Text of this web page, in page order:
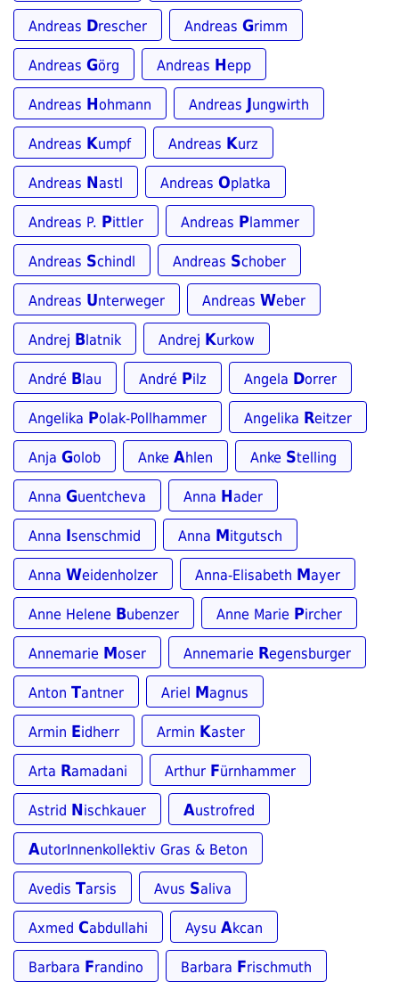
Andreas Drescher Andreas Grimm
Andreas Görg Andreas H epp
Andreas H ohmann Andreas J ungwirth
Andreas Kumpf Andreas Kurz
Andreas N astl Andreas Oplatka
Andreas P. Pittler Andreas Plammer
Andreas Schindl Andreas Schober
Andreas Unterweger Andreas Weber
Andrej Blatnik Andrej Kurkow
André Blau André Pilz Angela Dorrer
Angelika Polak-Pollhammer Angelika Reitzer
Anja Golob Anke Ahlen Anke Stelling
Anna Guentcheva Anna H ader
Anna senschmid Anna M itgutsch
Anna Weidenholzer Anna-Elisabeth M ayer
Anne Helene Bubenzer Anne Marie Pircher
Annemarie Moser Annemarie Regensburger
Anton Tantner Ariel Magnus
Armin Eidherr Armin Kaster
Arta Ramadani Arthur Fürnhammer
Astrid Nischkauer Austrofred
AutorInnenkollektiv Gras & Beton
Avedis Tarsis Avus Saliva
Axmed Cabdullahi Aysu Akcan
Barbara Frandino Barbara Frischmuth